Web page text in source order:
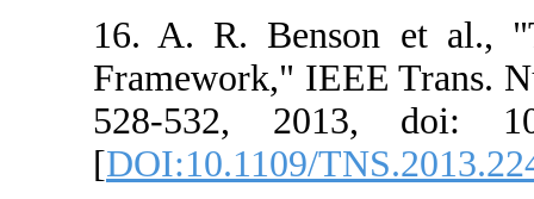
16. A. R.
Framework,"
528-532,
[DOI:10.1109/